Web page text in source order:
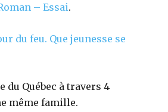
– Essai.
du feu. Que jeunesse se
du Québec à travers 4
même famille.